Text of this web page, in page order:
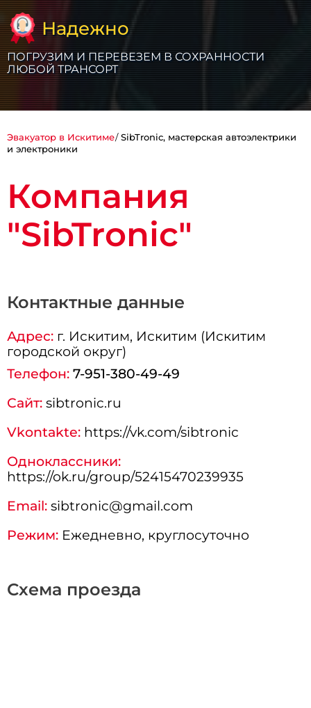
Надежно
ПОГРУЗИМ И ПЕРЕВЕЗЕМ В СОХРАННОСТИ
ЛЮБОЙ ТРАНСОРТ
Эвакуатор в Искитиме
SibTronic, мастерская автоэлектрики
и электроники
Компания
"SibTronic"
Схема проезда
Контактные данные
Адрес: г. Искитим, Искитим (Искитим
городской округ)
Телефон: 7-951-380-49-49
Сайт: sibtronic.ru
Vkontakte: https://vk.com/sibtronic
Одноклассники:
https://ok.ru/group/52415470239935
Email: sibtronic@gmail.com
Режим: Ежедневно, круглосуточно